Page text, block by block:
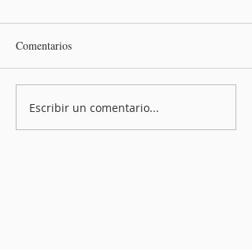
Comentarios
Escribir un comentario...